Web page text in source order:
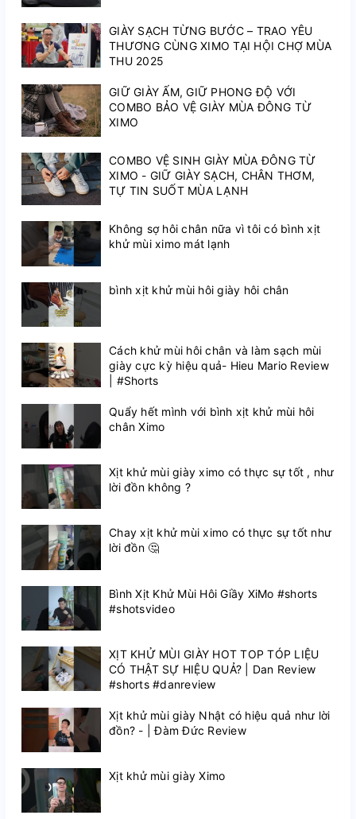
GIÀY SẠCH TỪNG BƯỚC – TRAO YÊU
THƯƠNG CÙNG XIMO TẠI HỘI CHỢ MÙA
THU 2025
GIỮ GIÀY ẤM, GIỮ PHONG ĐỘ VỚI
COMBO BẢO VỆ GIÀY MÙA ĐÔNG TỪ
XIMO
COMBO VỆ SINH GIÀY MÙA ĐÔNG TỪ
XIMO - GIỮ GIÀY SẠCH, CHÂN THƠM,
TỰ TIN SUỐT MÙA LẠNH
Không sợ hôi chân nữa vì tôi có bình xịt
khử mùi ximo mát lạnh
bình xịt khử mùi hôi giày hôi chân
Cách khử mùi hôi chân và làm sạch mùi
giày cực kỳ hiệu quả- Hieu Mario Review
| #Shorts
Quẩy hết mình với bình xịt khử mùi hôi
chân Ximo
Xịt khử mùi giày ximo có thực sự tốt , như
lời đồn không ?
Chay xịt khử mùi ximo có thực sự tốt như
lời đồn 🤔
Bình Xịt Khử Mùi Hôi Giầy XiMo #shorts
#shotsvideo
XỊT KHỬ MÙI GIÀY HOT TOP TÓP LIỆU
CÓ THẬT SỰ HIỆU QUẢ? | Dan Review
#shorts #danreview
Xịt khử mùi giày Nhật có hiệu quả như lời
đồn? - | Đàm Đức Review
Xịt khử mùi giày Ximo